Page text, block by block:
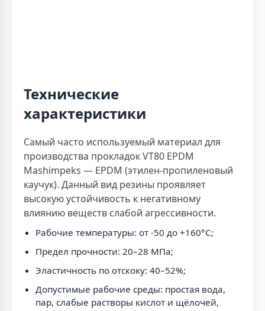
Технические
характеристики
Самый часто используемый материал для
производства прокладок VT80 EPDM
Mashimpeks — EPDM (этилен-пропиленовый
каучук). Данный вид резины проявляет
высокую устойчивость к негативному
влиянию веществ слабой агрессивности.
Рабочие температуры: от -50 до +160°C;
Предел прочности: 20–28 МПа;
Эластичность по отскоку: 40–52%;
Допустимые рабочие среды: простая вода,
пар, слабые растворы кислот и щёлочей,